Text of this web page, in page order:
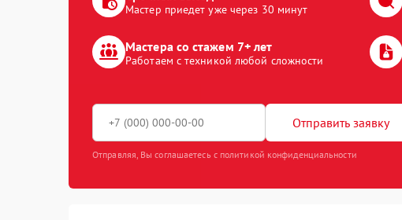
Мастер приедет уже через 30 минут
Мастера со стажем 7+ лет
Работаем с техникой любой сложности
Отправить заявку
Отправляя, Вы соглашаетесь с политикой конфиденциальности